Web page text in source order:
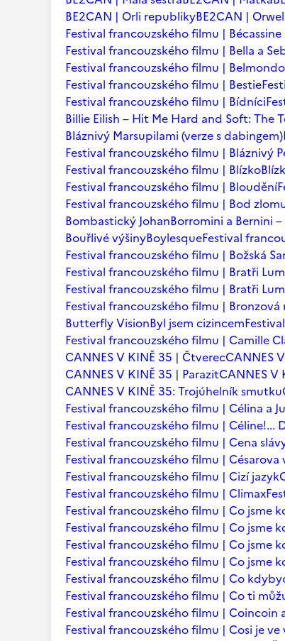
BE2CAN | Orli republikyBE2CAN |
Festival francouzského filmu | Bécassine
Festival francouzského filmu | Bella a
Festival francouzského filmu | Belmondo
Festival francouzského filmu | Bestie
Festival francouzského filmu | Bídníci
Billie Eilish – Hit Me Hard and Soft: The
Bláznivý Marsupilami (verze s dabingem)
Festival francouzského filmu | Bláznivý
Festival francouzského filmu | Blízko
Festival francouzského filmu | Bloudění
Festival francouzského filmu | Bod
Bombastický JohanBorromini a Bernini
Bouřlivé výšinyBoylesqueFestival
Festival francouzského filmu | Božská
Festival francouzského filmu | Bratři
Festival francouzského filmu | Bratři
Festival francouzského filmu | Bronzová
Butterfly VisionByl jsem cizincem
Festival francouzského filmu | Camille
CANNES V KINĚ 35 | ČtverecCANNES
CANNES V KINĚ 35 | ParazitCANNES V
CANNES V KINĚ 35: Trojúhelník smutku
Festival francouzského filmu | Célina a
Festival francouzského filmu | Céline!...
Festival francouzského filmu | Cena
Festival francouzského filmu | Césarova
Festival francouzského filmu | Cizí jazyk
Festival francouzského filmu | Climax
Festival francouzského filmu | Co jsme
Festival francouzského filmu | Co jsme
Festival francouzského filmu | Co jsme
Festival francouzského filmu | Co jsme
Festival francouzského filmu | Co
Festival francouzského filmu | Co ti
Festival francouzského filmu | Coincoin
Festival francouzského filmu | Cosi je